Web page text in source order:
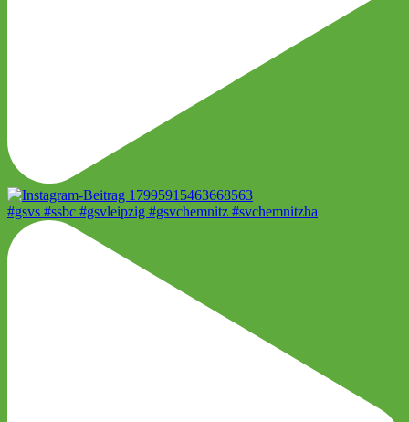
#gsvs #ssbc #gsvleipzig #gsvchemnitz #svchemnitzha